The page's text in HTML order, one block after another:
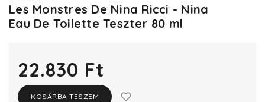
Les Monstres De Nina Ricci - Nina
Eau De Toilette Teszter 80 ml
22.830 Ft
KOSÁRBA TESZEM